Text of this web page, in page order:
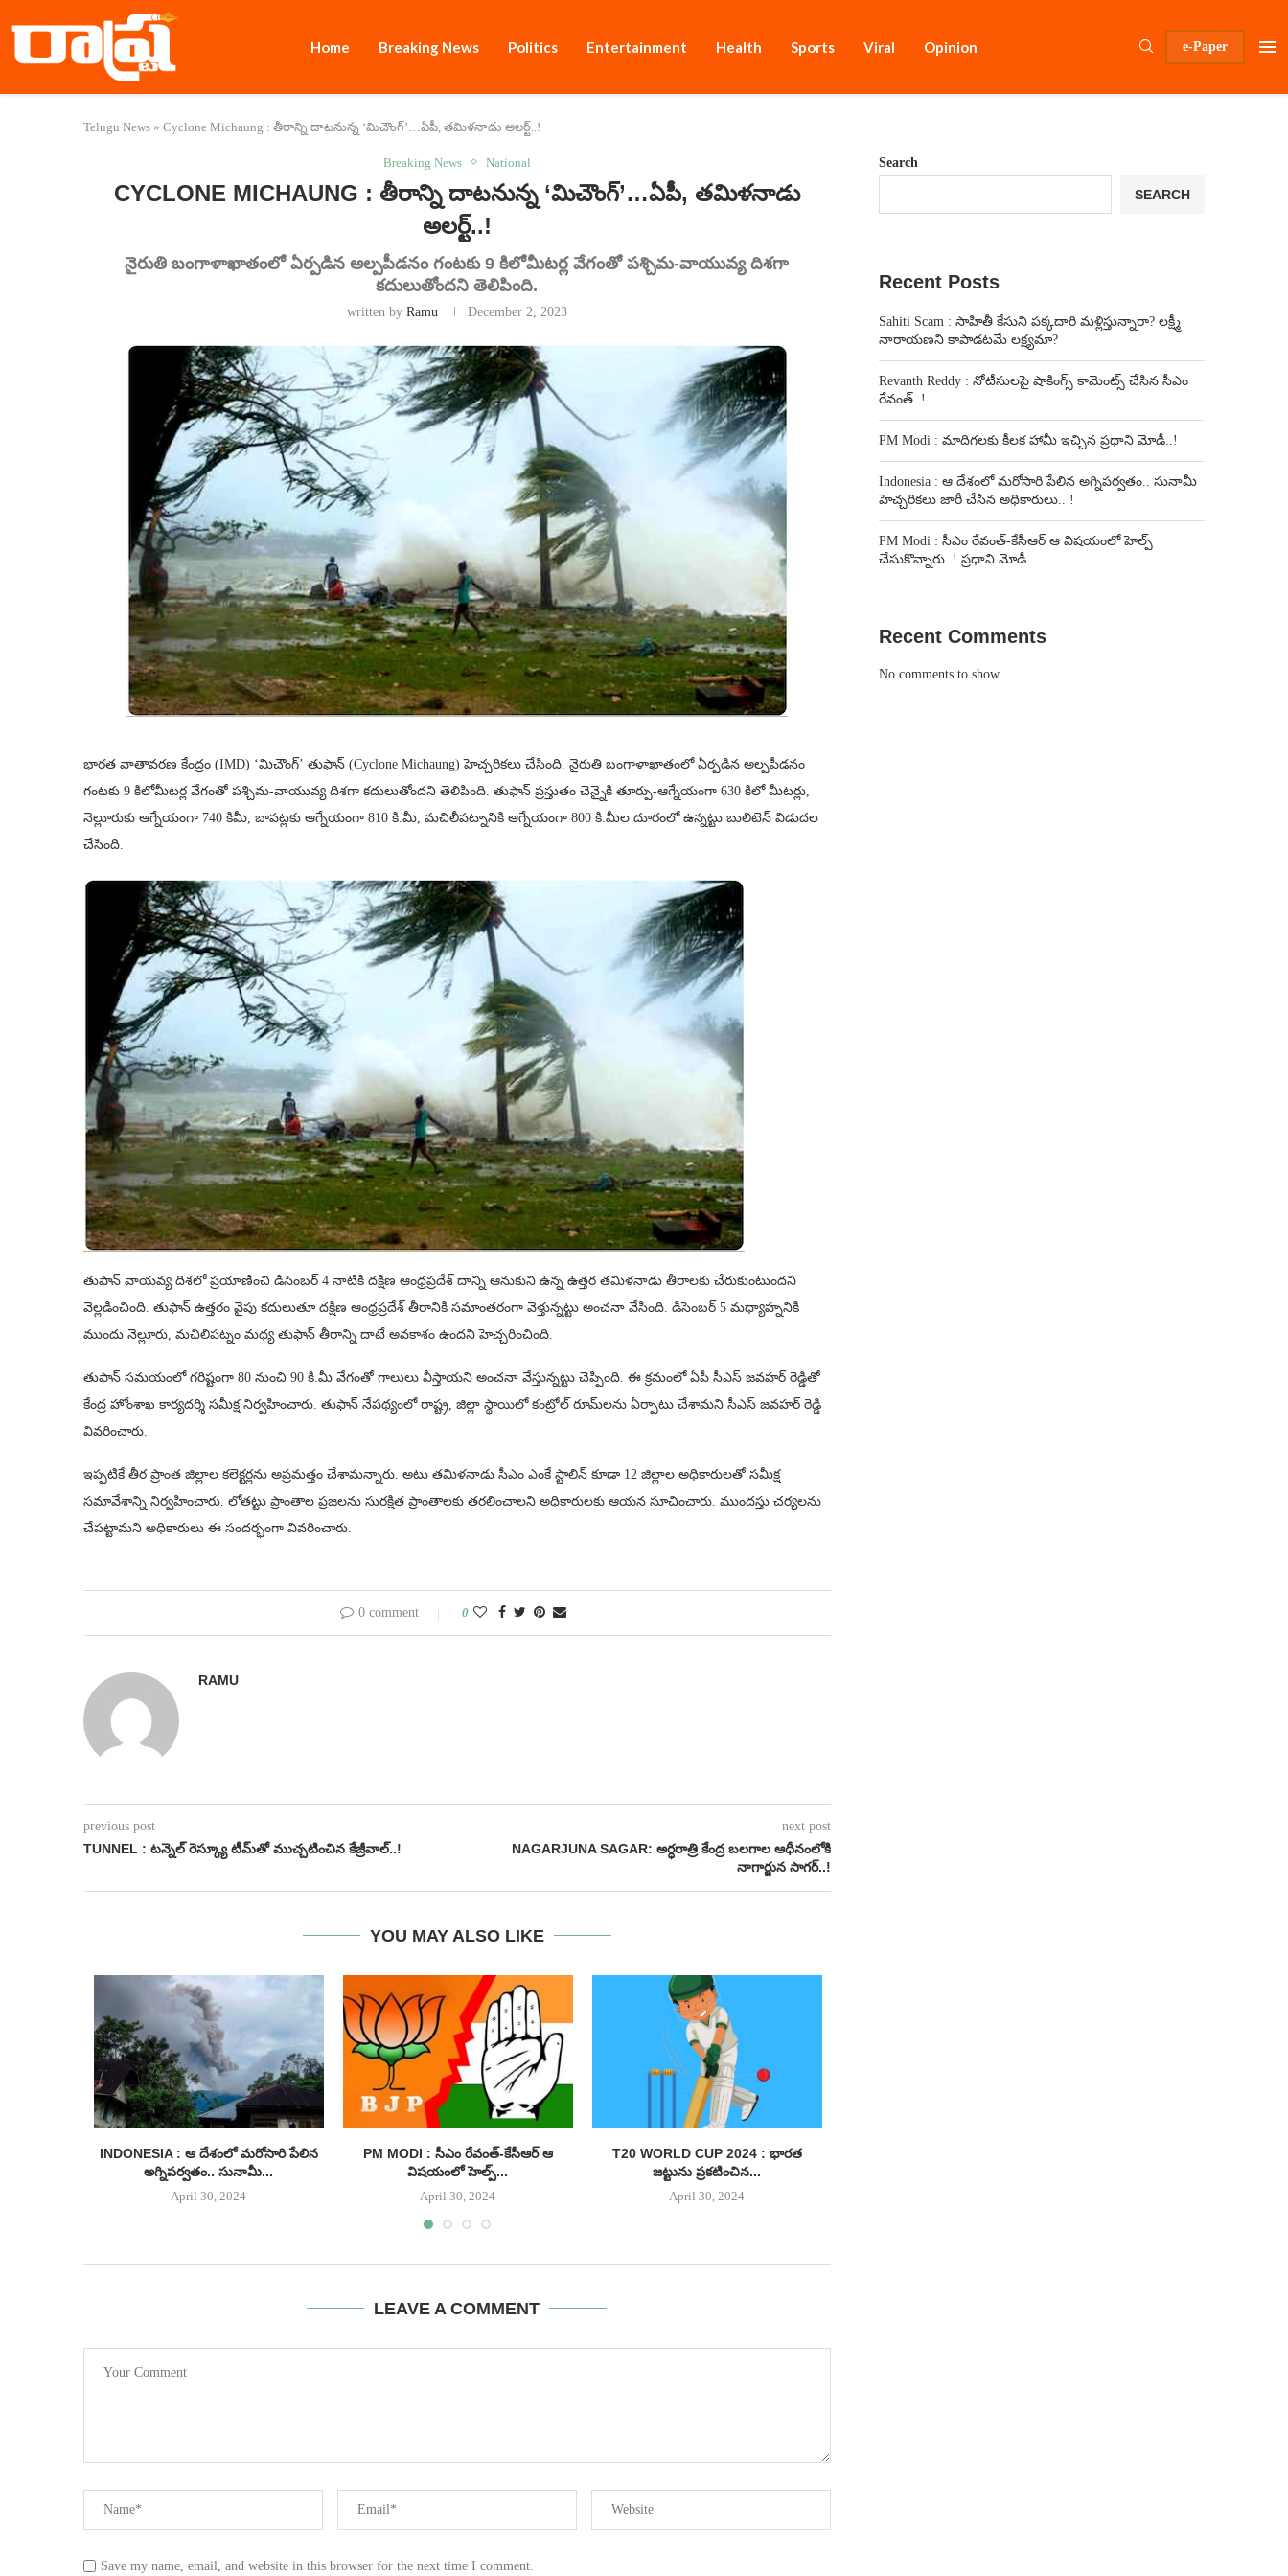
Home Breaking News Politics Entertainment Health Sports Viral Opinion e-Paper
Telugu News » Cyclone Michaung : తీరాన్ని దాటనున్న ‘మిచౌంగ్’…ఏపీ, తమిళనాడు అలర్ట్..!
Breaking News National
CYCLONE MICHAUNG : తీరాన్ని దాటనున్న ‘మిచౌంగ్’…ఏపీ, తమిళనాడు
అలర్ట్..!
నైరుతి బంగాళాఖాతంలో ఏర్పడిన అల్పపీడనం గంటకు 9 కిలోమీటర్ల వేగంతో పశ్చిమ-వాయువ్య దిశగా
కదులుతోందని తెలిపింది.
written by Ramu December 2, 2023
భారత వాతావరణ కేంద్రం (IMD) ‘మిచౌంగ్’ తుఫాన్ (Cyclone Michaung) హెచ్చరికలు చేసింది. నైరుతి బంగాళాఖాతంలో ఏర్పడిన అల్పపీడనం
గంటకు 9 కిలోమీటర్ల వేగంతో పశ్చిమ-వాయువ్య దిశగా కదులుతోందని తెలిపింది. తుఫాన్ ప్రస్తుతం చెన్నైకి తూర్పు-ఆగ్నేయంగా 630 కిలో మీటర్లు,
నెల్లూరుకు ఆగ్నేయంగా 740 కిమీ, బాపట్లకు ఆగ్నేయంగా 810 కి.మీ, మచిలీపట్నానికి ఆగ్నేయంగా 800 కి.మీల దూరంలో ఉన్నట్టు బులిటెన్ విడుదల
చేసింది.
తుఫాన్ వాయవ్య దిశలో ప్రయాణించి డిసెంబర్ 4 నాటికి దక్షిణ ఆంధ్రప్రదేశ్ దాన్ని ఆనుకుని ఉన్న ఉత్తర తమిళనాడు తీరాలకు చేరుకుంటుందని
వెల్లడించింది. తుఫాన్ ఉత్తరం వైపు కదులుతూ దక్షిణ ఆంధ్రప్రదేశ్ తీరానికి సమాంతరంగా వెళ్తున్నట్టు అంచనా వేసింది. డిసెంబర్ 5 మధ్యాహ్ననికి
ముందు నెల్లూరు, మచిలిపట్నం మధ్య తుఫాన్ తీరాన్ని దాటే అవకాశం ఉందని హెచ్చరించింది.
తుఫాన్ సమయంలో గరిష్టంగా 80 నుంచి 90 కి.మీ వేగంతో గాలులు వీస్తాయని అంచనా వేస్తున్నట్టు చెప్పింది. ఈ క్రమంలో ఏపీ సీఎస్ జవహర్ రెడ్డితో
కేంద్ర హోంశాఖ కార్యదర్శి సమీక్ష నిర్వహించారు. తుఫాన్ నేపథ్యంలో రాష్ట్ర, జిల్లా స్థాయిలో కంట్రోల్‌ రూమ్‌లను ఏర్పాటు చేశామని సీఎస్ జవహర్ రెడ్డి
వివరించారు.
ఇప్పటికే తీర ప్రాంత జిల్లాల కలెక్టర్లను అప్రమత్తం చేశామన్నారు. అటు తమిళనాడు సీఎం ఎంకే స్టాలిన్ కూడా 12 జిల్లాల అధికారులతో సమీక్ష
సమావేశాన్ని నిర్వహించారు. లోతట్టు ప్రాంతాల ప్రజలను సురక్షిత ప్రాంతాలకు తరలించాలని అధికారులకు ఆయన సూచించారు. ముందస్తు చర్యలను
చేపట్టామని అధికారులు ఈ సందర్భంగా వివరించారు.
0 comment 0
RAMU
previous post
TUNNEL : టన్నెల్ రెస్క్యూ టీమ్‌తో ముచ్చటించిన కేజ్రీవాల్..!
next post
NAGARJUNA SAGAR: అర్ధరాత్రి కేంద్ర బలగాల ఆధీనంలోకి
నాగార్జున సాగర్..!
YOU MAY ALSO LIKE
INDONESIA : ఆ దేశంలో మరోసారి పేలిన
అగ్నిపర్వతం.. సునామీ...
April 30, 2024
PM MODI : సీఎం రేవంత్-కేసీఆర్ ఆ
విషయంలో హెల్ప్...
April 30, 2024
T20 WORLD CUP 2024 : భారత
జట్టును ప్రకటించిన...
April 30, 2024
LEAVE A COMMENT
Save my name, email, and website in this browser for the next time I comment.
Search
SEARCH
Recent Posts
Sahiti Scam : సాహితీ కేసుని పక్కదారి మళ్లిస్తున్నారా? లక్ష్మీ
నారాయణని కాపాడటమే లక్ష్యమా?
Revanth Reddy : నోటీసులపై షాకింగ్స్ కామెంట్స్ చేసిన సీఎం
రేవంత్..!
PM Modi : మాదిగలకు కీలక హామీ ఇచ్చిన ప్రధాని మోడీ..!
Indonesia : ఆ దేశంలో మరోసారి పేలిన అగ్నిపర్వతం.. సునామీ
హెచ్చరికలు జారీ చేసిన అధికారులు.. !
PM Modi : సీఎం రేవంత్-కేసీఆర్ ఆ విషయంలో హెల్ప్
చేసుకొన్నారు..! ప్రధాని మోడీ..
Recent Comments
No comments to show.